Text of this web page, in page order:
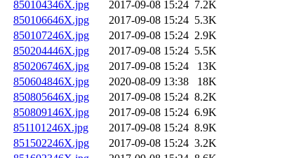
850104346X.jpg
2017-09-08 15:24 7.2K
850106646X.jpg
2017-09-08 15:24 5.3K
850107246X.jpg
2017-09-08 15:24 2.9K
850204446X.jpg
2017-09-08 15:24 5.5K
850206746X.jpg
2017-09-08 15:24
13K
850604846X.jpg
2020-08-09 13:38
18K
850805646X.jpg
2017-09-08 15:24 8.2K
850809146X.jpg
2017-09-08 15:24 6.9K
851101246X.jpg
2017-09-08 15:24 8.9K
851502246X.jpg
2017-09-08 15:24 3.2K